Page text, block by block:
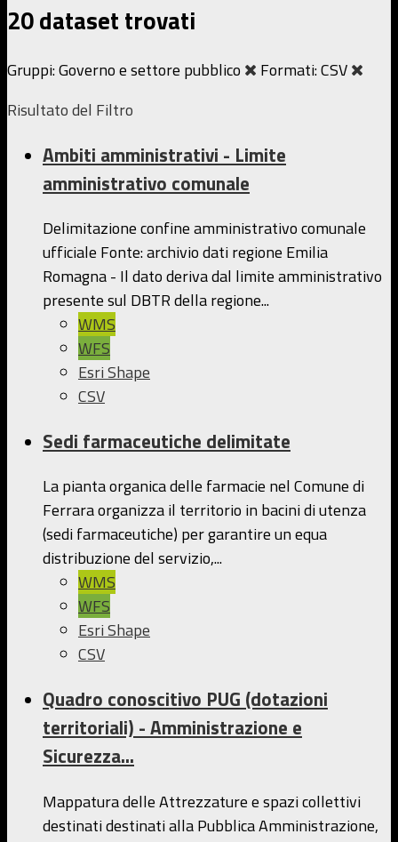
20 dataset trovati
Gruppi:Governo e settore pubblico Formati:CSV
Risultato del Filtro
Ambiti amministrativi - Limite
amministrativo comunale
Delimitazione confine amministrativo comunale
ufficiale Fonte: archivio dati regione Emilia
Romagna - Il dato deriva dal limite amministrativo
presente sul DBTR della regione...
WMS
WFS
Esri Shape
CSV
Sedi farmaceutiche delimitate
La pianta organica delle farmacie nel Comune di
Ferrara organizza il territorio in bacini di utenza
(sedi farmaceutiche) per garantire un equa
distribuzione del servizio,...
WMS
WFS
Esri Shape
CSV
Quadro conoscitivo PUG (dotazioni
territoriali) - Amministrazione e
Sicurezza...
Mappatura delle Attrezzature e spazi collettivi
destinati destinati alla Pubblica Amministrazione,